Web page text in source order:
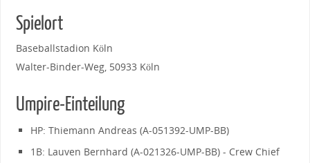
Spielort
Baseballstadion Köln
Walter-Binder-Weg, 50933 Köln
Umpire-Einteilung
HP: Thiemann Andreas (A-051392-UMP-BB)
1B: Lauven Bernhard (A-021326-UMP-BB) - Crew Chief